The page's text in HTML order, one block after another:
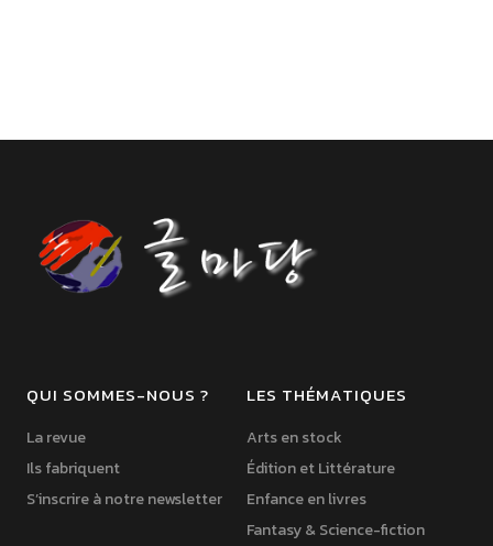
QUI SOMMES-NOUS ?
La revue
Ils fabriquent
S’inscrire à notre newsletter
LES THÉMATIQUES
Arts en stock
Édition et Littérature
Enfance en livres
Fantasy & Science-fiction